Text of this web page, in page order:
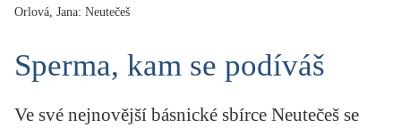
SPISOVATELÉ
KNIHY
LITERATURY
Orlová, Jana: Neutečeš
Sperma, kam se podíváš
Ve své nejnovější básnické sbírce Neutečeš se